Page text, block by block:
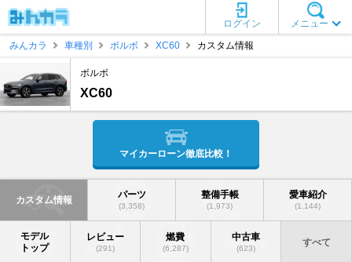
メニュー
ログイン
みんカラ
車種別 ボルボ XC60 カスタム情報
ボルボ
XC60
マイカーローン徹底比較！
カスタム情報 パーツ
(3,358)
整備手帳
(1,973)
愛車紹介
(1,144)
モデル
トップ
レビュー
(291)
燃費
(6,287)
中古車
(623)
すべて